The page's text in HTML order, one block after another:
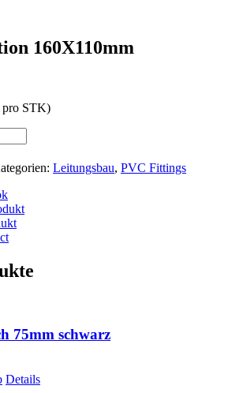
160X110mm
pro STK)
Leitungsbau, PVC Fittings
75mm schwarz
Details